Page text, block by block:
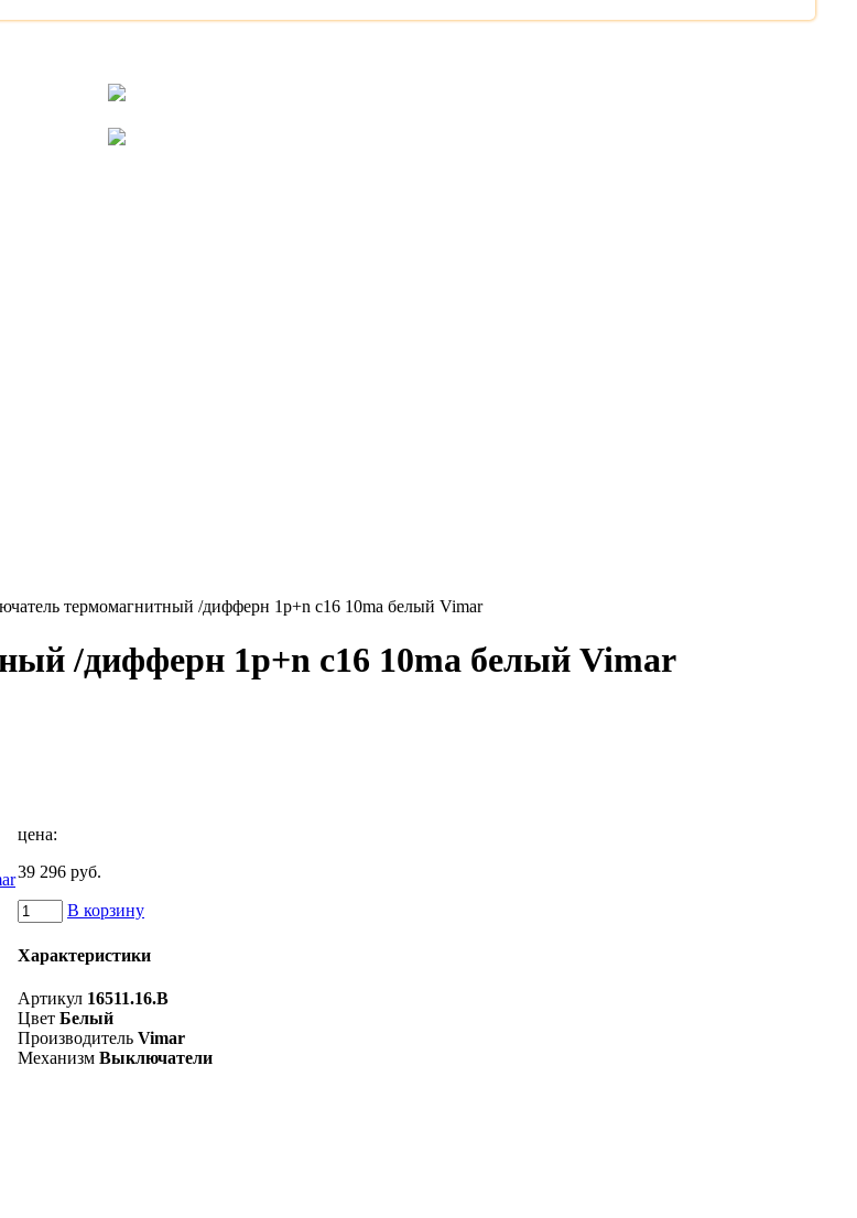
термомагнитный /дифферн 1p+n c16 10ma белый Vimar
/дифферн 1p+n c16 10ma белый Vimar
цена:
39 296 руб.
В корзину
Характеристики
Артикул 16511.16.B
Цвет Белый
Производитель Vimar
Механизм Выключатели